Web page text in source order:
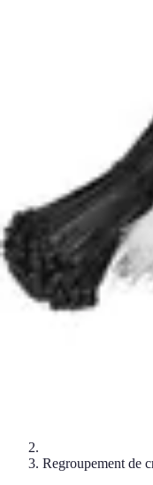
Regroupement de crédits
Solution
Regroupement de